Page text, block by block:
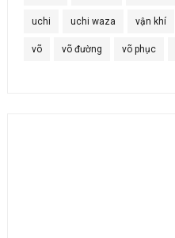
uchi uchi waza vận khí
võ võ đường võ phục